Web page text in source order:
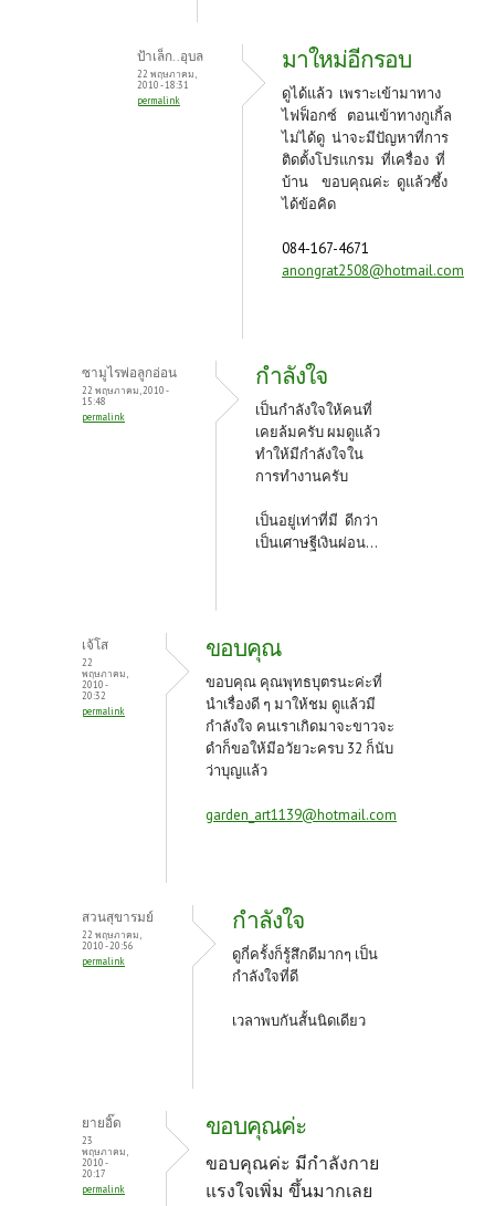
ป้าเล็ก..อุบล
22 พฤษภาคม,
2010 - 18:31
permalink
มาใหม่อีกรอบ
ดูได้แล้ว เพราะเข้ามาทาง
ไฟฟ็อกซ์ ตอนเข้าทางกูเกิ้ล
ไม่ได้ดู น่าจะมีปัญหาที่การ
ติดตั้งโปรแกรม ที่เครื่อง ที่
บ้าน ขอบคุณค่ะ ดูแล้วซึ้ง
ได้ข้อคิด
084-167-4671
anongrat2508@hotmail.com
ซามูไรพ่อลูกอ่อน
22 พฤษภาคม, 2010 -
15:48
permalink
กำลังใจ
เป็นกำลังใจให้คนที่
เคยล้มครับ ผมดูแล้ว
ทำให้มีกำลังใจใน
การทำงานครับ
เป็นอยู่เท่าที่มี ดีกว่า
เป็นเศาษฐีเงินผ่อน...
เจ้โส
22
พฤษภาคม,
2010 -
20:32
permalink
ขอบคุณ
ขอบคุณ คุณพุทธบุตรนะค่ะที่
นำเรื่องดี ๆ มาให้ชม ดูแล้วมี
กำลังใจ คนเราเกิดมาจะขาวจะ
ดำก็ขอให้มีอวัยวะครบ 32 ก็นับ
ว่าบุญแล้ว
garden_art1139@hotmail.com
สวนสุขารมย์
22 พฤษภาคม,
2010 - 20:56
permalink
กำลังใจ
ดูกี่ครั้งก็รู้สึกดีมากๆ เป็น
กำลังใจที่ดี
เวลาพบกันสั้นนิดเดียว
ยายอิ๊ด
23
พฤษภาคม,
2010 -
20:17
permalink
ขอบคุณค่ะ
ขอบคุณค่ะ มีกำลังกาย
แรงใจเพิ่ม ขึ้นมากเลย